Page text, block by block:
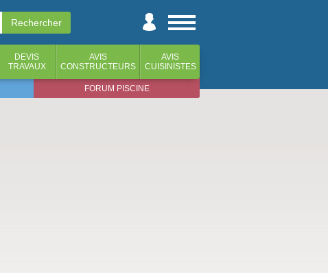
DEVIS
TRAVAUX
AVIS
CONSTRUCTEURS
AVIS
CUISINISTES
FORUM PISCINE